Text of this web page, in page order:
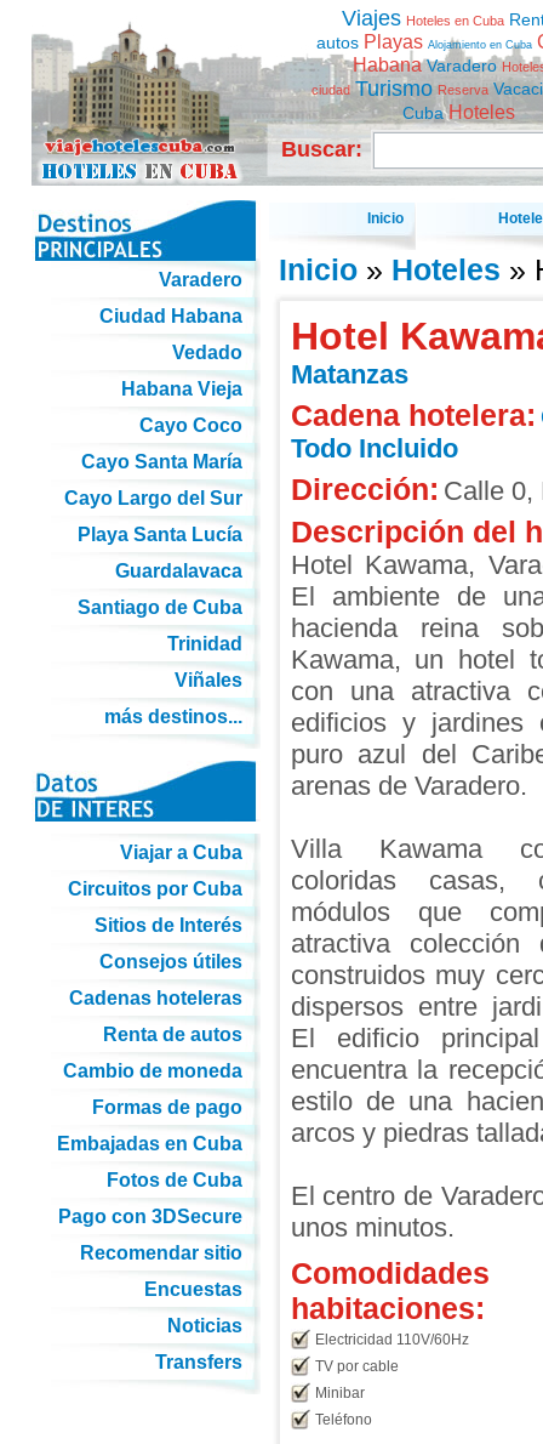
Viajes Hoteles en Cuba
autos Playas Alojamiento en Cuba
Habana Varadero
ciudad Turismo Reserva
Cuba Hoteles
Buscar:
Inicio
Inicio» Hoteles »
Hotel
Matanzas
Cadena hotelera:
Todo Incluido
Dirección: Calle 0,
Descripción del
Hotel Kawama,
El ambiente de
hacienda reina
Kawama, un hotel
con una atractiva
edificios y jardines
puro azul del
arenas de Varadero.
Villa Kawama
coloridas casas,
módulos que
atractiva colección
construidos muy
dispersos entre
El edificio
encuentra la
estilo de una
arcos y piedras
El centro de
unos minutos.
habitaciones:
Electricidad 110V/60Hz
TV por cable
Minibar
Teléfono
Varadero
Ciudad Habana
Vedado
Habana Vieja
Cayo Coco
Cayo Santa María
Cayo Largo del Sur
Playa Santa Lucía
Guardalavaca
Santiago de Cuba
Trinidad
Viñales
más destinos...
Viajar a Cuba
Circuitos por Cuba
Sitios de Interés
Consejos útiles
Cadenas hoteleras
Renta de autos
Cambio de moneda
Formas de pago
Embajadas en Cuba
Fotos de Cuba
Pago con 3DSecure
Recomendar sitio
Encuestas
Noticias
Transfers